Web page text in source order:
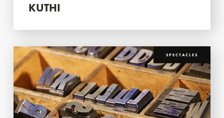
KUTHI
SPECTACLES